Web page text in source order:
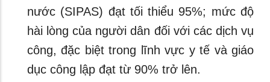
nước (SIPAS) đạt tối thiểu 95%; mức độ
hài lòng của người dân đối với các dịch vụ
công, đặc biệt trong lĩnh vực y tế và giáo
dục công lập đạt từ 90% trở lên.